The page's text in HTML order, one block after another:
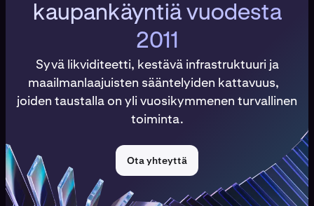
kaupankäyntiä vuodesta
2011
Syvä likviditeetti, kestävä infrastruktuuri ja
maailmanlaajuisten sääntelyiden kattavuus,
joiden taustalla on yli vuosikymmenen turvallinen
toiminta.
Ota yhteyttä